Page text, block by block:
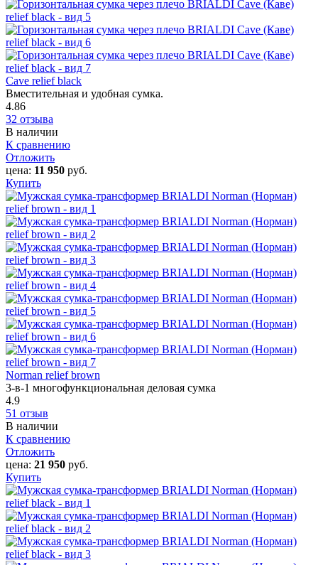
Cave relief black
Вместительная и удобная сумка.
4.86
32 отзыва
В наличии
К сравнению
Отложить
цена: 11 950 руб.
Купить
Norman relief brown
3-в-1 многофункциональная деловая сумка
4.9
51 отзыв
В наличии
К сравнению
Отложить
цена: 21 950 руб.
Купить